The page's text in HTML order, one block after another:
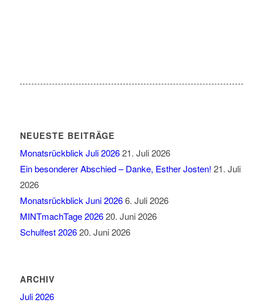
NEUESTE BEITRÄGE
Monatsrückblick Juli 2026 21. Juli 2026
Ein besonderer Abschied – Danke, Esther Josten! 21. Juli
2026
Monatsrückblick Juni 2026 6. Juli 2026
MINTmachTage 2026 20. Juni 2026
Schulfest 2026 20. Juni 2026
ARCHIV
Juli 2026